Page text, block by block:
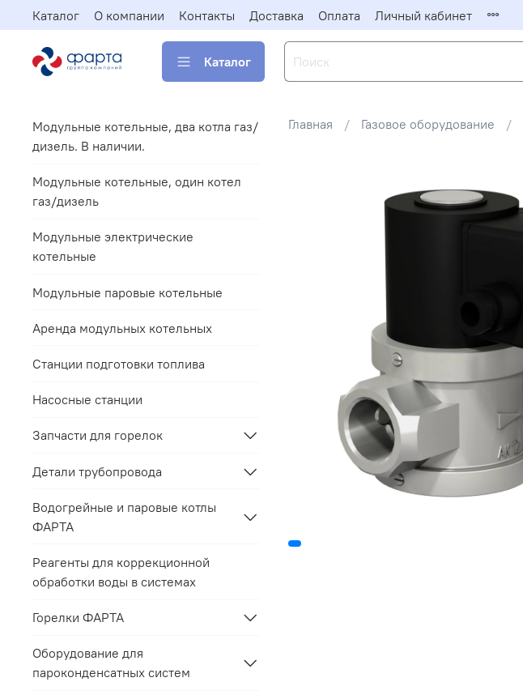
Каталог О компании Контакты Доставка Оплата Личный кабинет
Каталог
Главная Газовое оборудование
Модульные котельные, два котла газ/
дизель. В наличии.
Модульные котельные, один котел
газ/дизель
Модульные электрические
котельные
Модульные паровые котельные
Аренда модульных котельных
Станции подготовки топлива
Насосные станции
Запчасти для горелок
Детали трубопровода
Водогрейные и паровые котлы
ФАРТА
Реагенты для коррекционной
обработки воды в системах
Горелки ФАРТА
Оборудование для
пароконденсатных систем